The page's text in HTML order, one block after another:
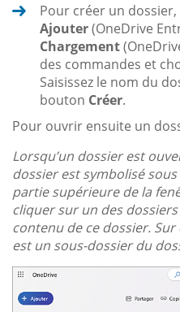
Pour créer un
Ajouter(OneDrive
Chargement
des commandes et
Saisissez le nom du
bouton Créer.
Pour ouvrir ensuite un
Lorsqu’un dossier est
dossier est symbolisé
partie supérieure de la
cliquer sur un des
contenu de ce dossier.
est un sous-dossier du